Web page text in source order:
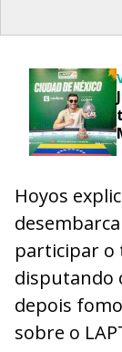
Hoyos
participar o
disputando
depois
sobre o